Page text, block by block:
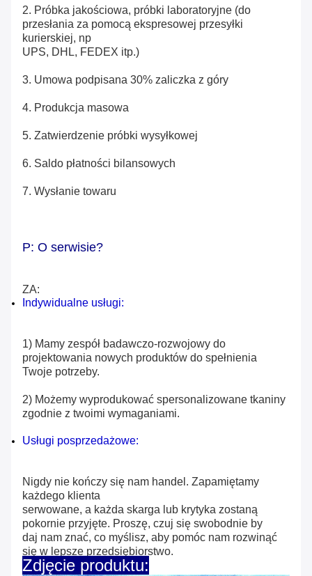
2. Próbka jakościowa, próbki laboratoryjne (do
przesłania za pomocą ekspresowej przesyłki
kurierskiej, np
UPS, DHL, FEDEX itp.)
3. Umowa podpisana 30% zaliczka z góry
4. Produkcja masowa
5. Zatwierdzenie próbki wysyłkowej
6. Saldo płatności bilansowych
7. Wysłanie towaru
P: O serwisie?
ZA:
Indywidualne usługi:
1) Mamy zespół badawczo-rozwojowy do
projektowania nowych produktów do spełnienia
Twoje potrzeby.
2) Możemy wyprodukować spersonalizowane tkaniny
zgodnie z twoimi wymaganiami.
Usługi posprzedażowe:
Nigdy nie kończy się nam handel. Zapamiętamy
każdego klienta
serwowane, a każda skarga lub krytyka zostaną
pokornie przyjęte. Proszę, czuj się swobodnie by
daj nam znać, co myślisz, aby pomóc nam rozwinąć
się w lepsze przedsiębiorstwo.
Zdjęcie produktu: